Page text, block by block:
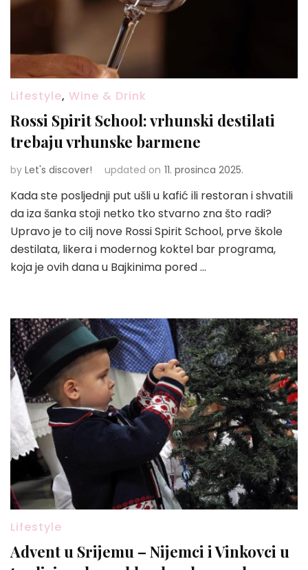
Lifestyle, Wine & Drink
Rossi Spirit School: vrhunski destilati
trebaju vrhunske barmene
by Let's discover! updated on 11. prosinca 2025.
Kada ste posljednji put ušli u kafić ili restoran i shvatili
da iza šanka stoji netko tko stvarno zna što radi?
Upravo je to cilj nove Rossi Spirit School, prve škole
destilata, likera i modernog koktel bar programa,
koja je ovih dana u Bajkinima pored …
Lifestyle
Advent u Srijemu – Nijemci i Vinkovci u